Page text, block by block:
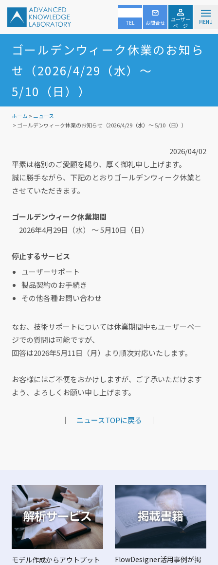
TEL お問合せ
ユーザー
ページ
MENU
ゴールデンウィーク休業のお知ら
せ（2026/4/29（水）～
5/10（日））
ホーム >ニュース
> ゴールデンウィーク休業のお知らせ（2026/4/29（水）～ 5/10（日））
2026/04/02
平素は格別のご愛顧を賜り、厚く御礼申し上げます。
誠に勝手ながら、下記のとおりゴールデンウィーク休業と
させていただきます。
ゴールデンウィーク休業期間
2026年4月29日（水） ～ 5月10日（日）
停止するサービス
ユーザーサポート
製品契約のお手続き
その他各種お問い合わせ
なお、技術サポートについては休業期間中もユーザーペー
ジでの質問は可能ですが、
回答は2026年5月11日（月）より順次対応いたします。
お客様にはご不便をおかけしますが、ご了承いただけます
よう、よろしくお願い申し上げます。
｜ ニュースTOPに戻る ｜
モデル作成からアウトプット
FlowDesigner活用事例が掲